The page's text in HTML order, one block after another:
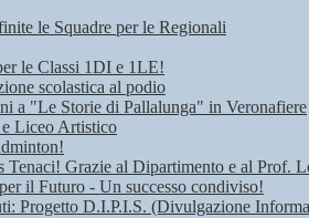
le Squadre per le Regionali
le Classi 1DI e 1LE!
scolastica al podio
a "Le Storie di Pallalunga" in Veronafiere
Liceo Artistico
Grazie al Dipartimento e al Prof.
il Futuro - Un successo condiviso!
Progetto D.I.P.I.S. (Divulgazione